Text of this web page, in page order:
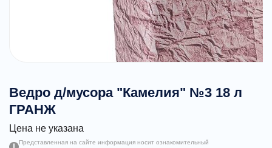
Ведро д/мусора "Камелия" №3 18 л
ГРАНЖ
Цена не указана
Представленная на сайте информация носит ознакомительный